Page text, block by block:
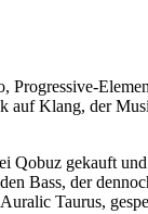
Progressive-
auf Klang, der
Qobuz gekauft
Bass, der
Taurus,